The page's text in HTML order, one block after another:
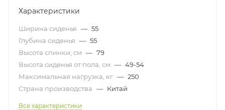
Характеристики
Ширина сиденья — 55
Глубина сиденья — 55
Высота спинки, см — 79
Высота сиденья от пола, см — 49-54
Максимальная нагрузка, кг — 250
Страна производства — Китай
Все характеристики